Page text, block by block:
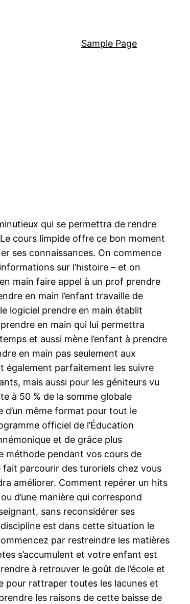
Sample Page
qui se permettra de rendre
cours limpide offre ce bon moment
ses connaissances. On commence
sur l’histoire – et on
main faire appel à un prof prendre
en main l’enfant travaille de
logiciel prendre en main établit
en main qui lui permettra
et aussi mène l’enfant à prendre
en main pas seulement aux
également parfaitement les suivre
mais aussi pour les géniteurs vu
à 50 % de la somme globale
même format pour tout le
officiel de l’Éducation
et de grâce plus
méthode pendant vos cours de
fait parcourir des turoriels chez vous
améliorer. Comment repérer un hits
d’une manière qui correspond
sans reconsidérer ses
est dans cette situation le
par restreindre les matières
s’accumulent et votre enfant est
à retrouver le goût de l’école et
pour rattraper toutes les lacunes et
les raisons de cette baisse de